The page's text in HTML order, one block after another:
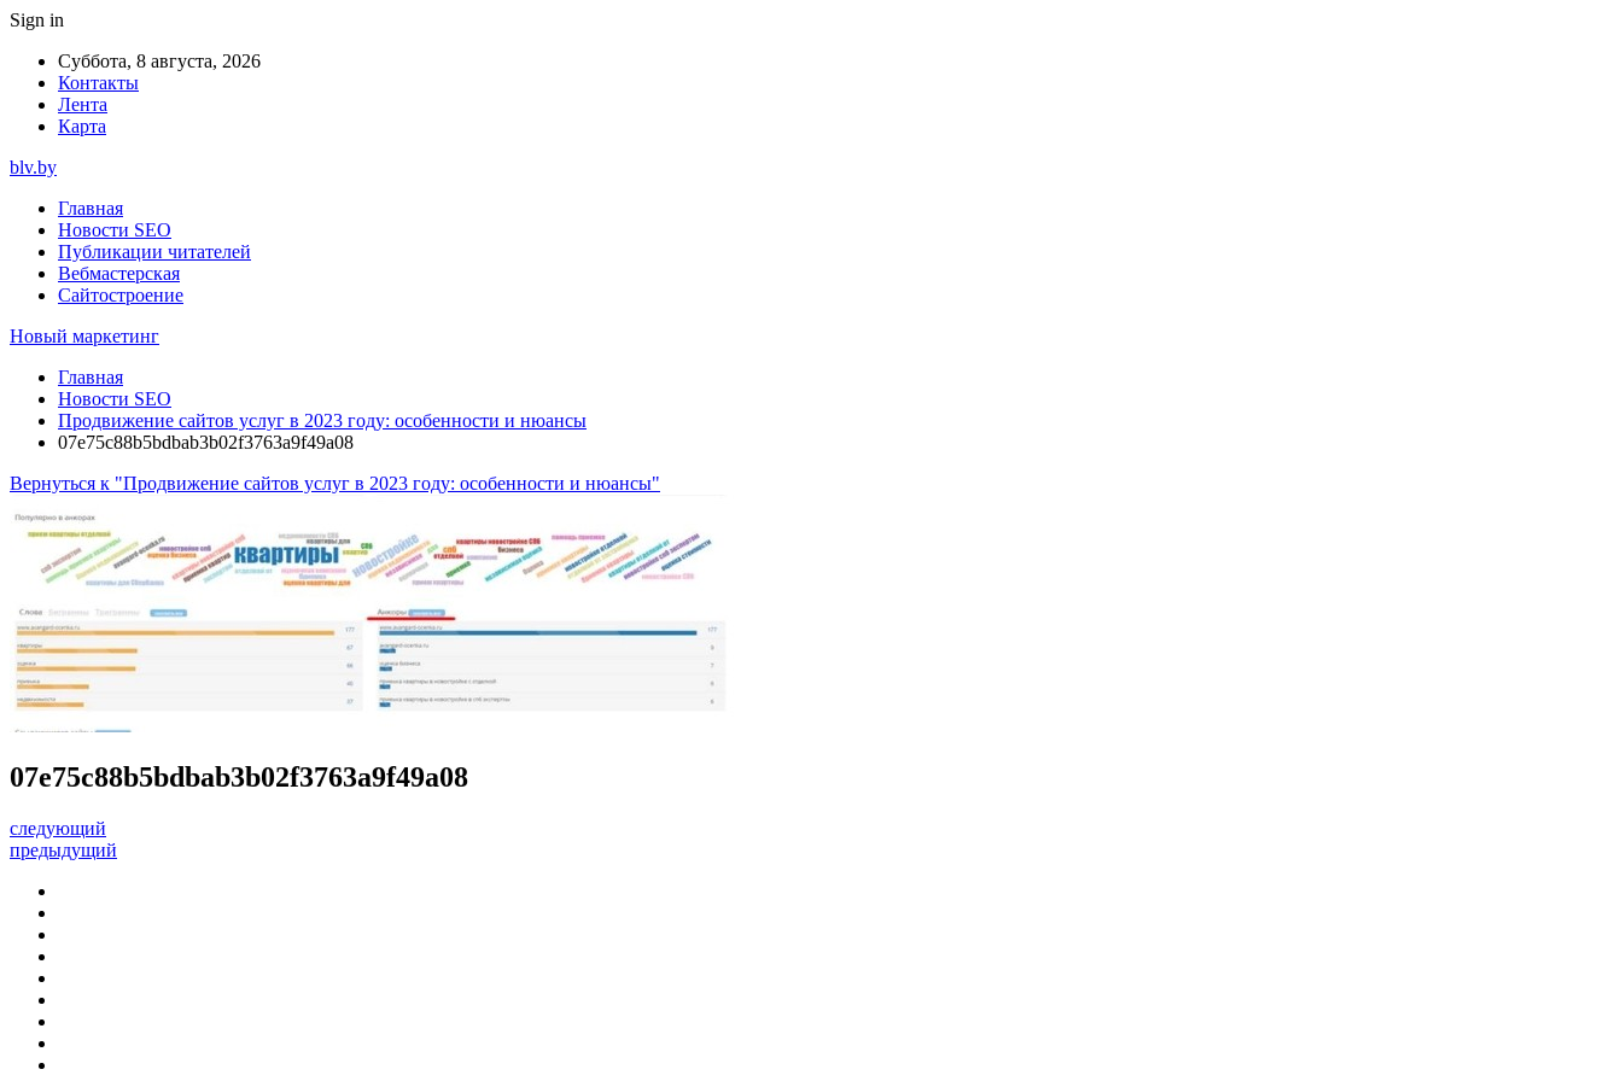
Sign in
Суббота, 8 августа, 2026
Контакты
Лента
Карта
blv.by
Главная
Новости SEO
Публикации читателей
Вебмастерская
Сайтостроение
Новый маркетинг
Главная
Новости SEO
Продвижение сайтов услуг в 2023 году: особенности и нюансы
07e75c88b5bdbab3b02f3763a9f49a08
Вернуться к "Продвижение сайтов услуг в 2023 году: особенности и нюансы"
07e75c88b5bdbab3b02f3763a9f49a08
следующий
предыдущий